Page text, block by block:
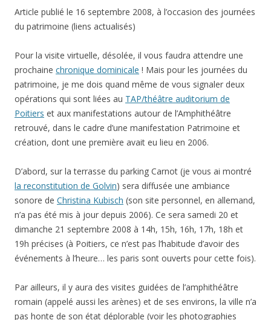
Article publié le 16 septembre 2008, à l’occasion des journées
du patrimoine (liens actualisés)
Pour la visite virtuelle, désolée, il vous faudra attendre une
prochaine chronique dominicale ! Mais pour les journées du
patrimoine, je me dois quand même de vous signaler deux
opérations qui sont liées au TAP/théâtre auditorium de
Poitiers et aux manifestations autour de l’Amphithéâtre
retrouvé, dans le cadre d’une manifestation Patrimoine et
création, dont une première avait eu lieu en 2006.
D’abord, sur la terrasse du parking Carnot (je vous ai montré
la reconstitution de Golvin) sera diffusée une ambiance
sonore de Christina Kubisch (son site personnel, en allemand,
n’a pas été mis à jour depuis 2006). Ce sera samedi 20 et
dimanche 21 septembre 2008 à 14h, 15h, 16h, 17h, 18h et
19h précises (à Poitiers, ce n’est pas l’habitude d’avoir des
événements à l’heure… les paris sont ouverts pour cette fois).
Par ailleurs, il y aura des visites guidées de l’amphithéâtre
romain (appelé aussi les arènes) et de ses environs, la ville n’a
pas honte de son état déplorable (voir les photographies